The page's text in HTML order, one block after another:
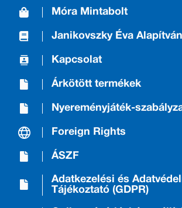
Móra Mintabolt
Janikovszky Éva
Kapcsolat
Árkötött termékek
Nyereményjáték-
Foreign Rights
ÁSZF
Adatkezelési és
Tájékoztató (GDPR)